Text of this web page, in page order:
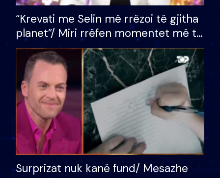
“Krevati me Selin më rrëzoi të gjitha
planet”/ Miri rrëfen momentet më të
bukura në shtëpinë e BB VIP: Do më
mungojë zilja e mëngjesit kur…
Surprizat nuk kanë fund/ Mesazhe